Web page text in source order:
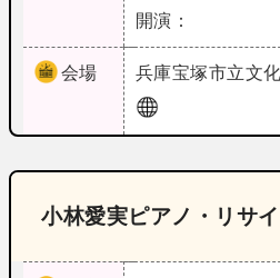
開演：
会場 兵庫宝塚市立文
小林愛実ピアノ・リサ